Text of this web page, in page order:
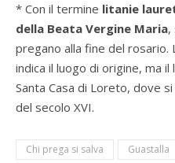
* Con il termine litanie
della Beata Vergine Maria,
pregano alla fine del rosario.
indica il luogo di origine, ma
Santa Casa di Loreto, dove
del secolo XVI.
Chi prega si salva Guastalla